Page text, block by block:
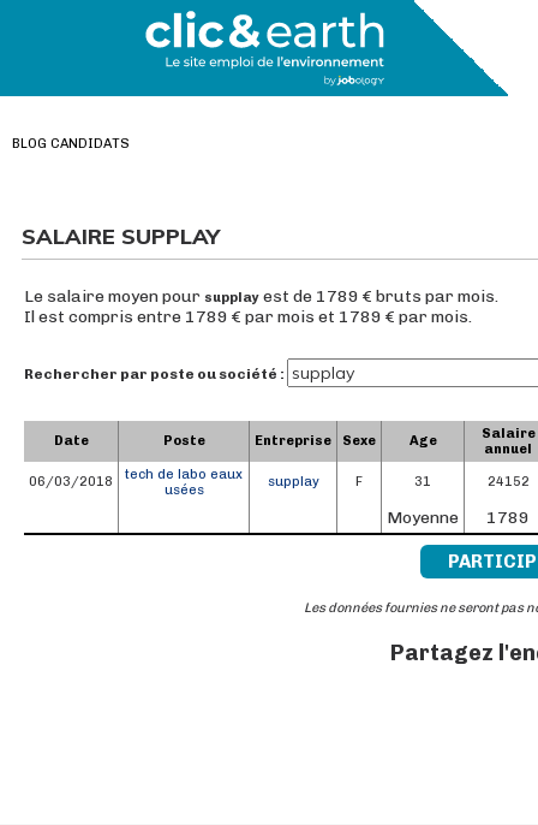
BLOG CANDIDATS
SALAIRE SUPPLAY
Le salaire moyen pour supplay est de 1789 € bruts par mois.
Il est compris entre 1789 € par mois et 1789 € par mois.
Rechercher par poste ou société :
Date Poste Entreprise Sexe Age
Salaire
annuel
06/03/2018
tech de labo eaux
usées
supplay F 31 24152
Moyenne 1789
Les données fournies ne seront pas
Partagez